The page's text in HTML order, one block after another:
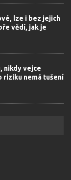
lze i bez jejich
vědí, jak je
nikdy vejce
riziku nemá tušení